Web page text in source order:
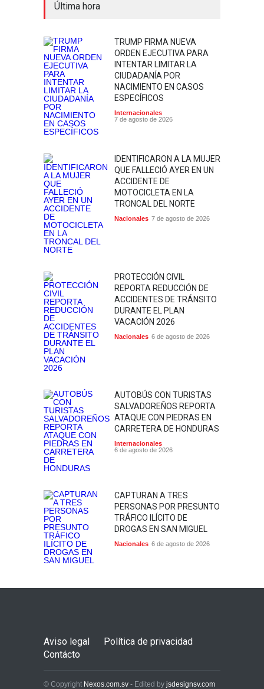
Última hora
TRUMP FIRMA NUEVA
ORDEN EJECUTIVA PARA
INTENTAR LIMITAR LA
CIUDADANÍA POR
NACIMIENTO EN CASOS
ESPECÍFICOS
Internacionales
7 de agosto de 2026
IDENTIFICARON A LA MUJER
QUE FALLECIÓ AYER EN UN
ACCIDENTE DE
MOTOCICLETA EN LA
TRONCAL DEL NORTE
Nacionales 7 de agosto de 2026
PROTECCIÓN CIVIL
REPORTA REDUCCIÓN DE
ACCIDENTES DE TRÁNSITO
DURANTE EL PLAN
VACACIÓN 2026
Nacionales 6 de agosto de 2026
AUTOBÚS CON TURISTAS
SALVADOREÑOS REPORTA
ATAQUE CON PIEDRAS EN
CARRETERA DE HONDURAS
Internacionales
6 de agosto de 2026
CAPTURAN A TRES
PERSONAS POR PRESUNTO
TRÁFICO ILÍCITO DE
DROGAS EN SAN MIGUEL
Nacionales 6 de agosto de 2026
Aviso legal
Política de privacidad
Contácto
© Copyright Nexos.com.sv - Edited by jsdesignsv.com